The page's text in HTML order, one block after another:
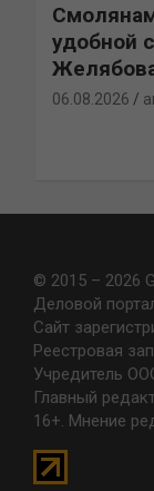
удобной
06.08.2026
© 2015 – 2026
Деловой
Сайт
Реестровая
Учредитель
Главный
16+. Мнение